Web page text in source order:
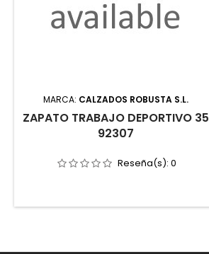
MARCA: CALZADOS ROBUSTA S.L.
ZAPATO TRABAJO DEPORTIVO 35
92307
Reseña(s): 0